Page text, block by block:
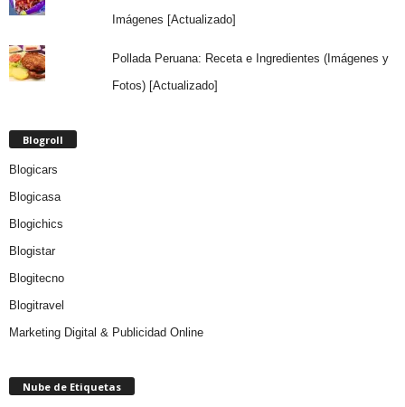
Imágenes [Actualizado]
Pollada Peruana: Receta e Ingredientes (Imágenes y
Fotos) [Actualizado]
Blogroll
Blogicars
Blogicasa
Blogichics
Blogistar
Blogitecno
Blogitravel
Marketing Digital & Publicidad Online
Nube de Etiquetas